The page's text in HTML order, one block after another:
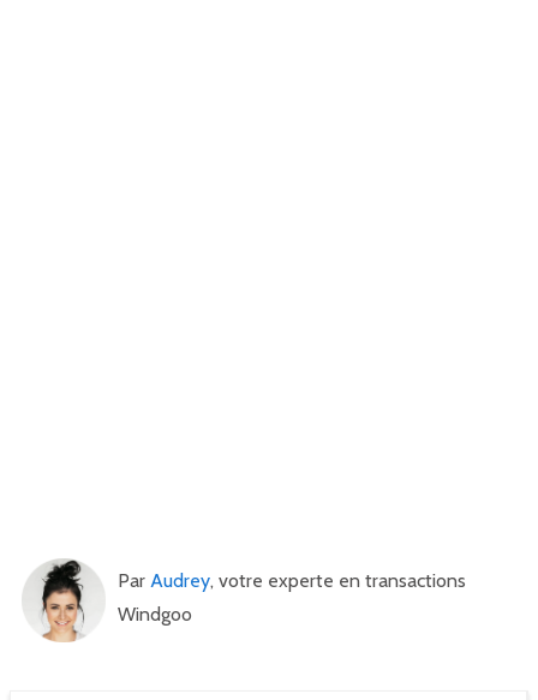
Par Audrey, votre experte en transactions
Windgoo